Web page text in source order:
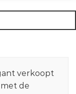
verkoopt
de